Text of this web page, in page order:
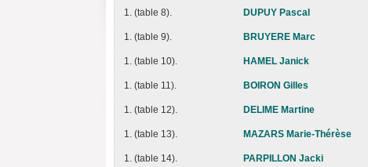
1. (table 8). DUPUY Pascal
1. (table 9). BRUYERE Marc
1. (table 10). HAMEL Janick
1. (table 11). BOIRON Gilles
1. (table 12). DELIME Martine
1. (table 13). MAZARS Marie-Thérèse
1. (table 14). PARPILLON Jacki